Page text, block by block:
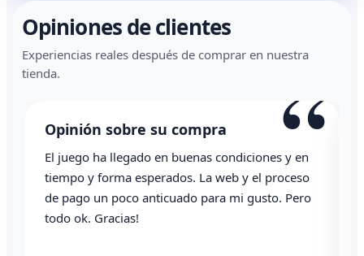
Opiniones de clientes
Experiencias reales después de comprar en nuestra
tienda.
“ “
Opinión sobre su compra
Todo correcto. Genial la atención vía whatsapp
Angel P.
03/07/2026